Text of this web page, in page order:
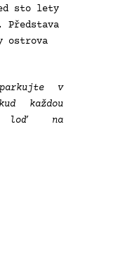
sto lety
Představa
ostrova
v
každou
loď na